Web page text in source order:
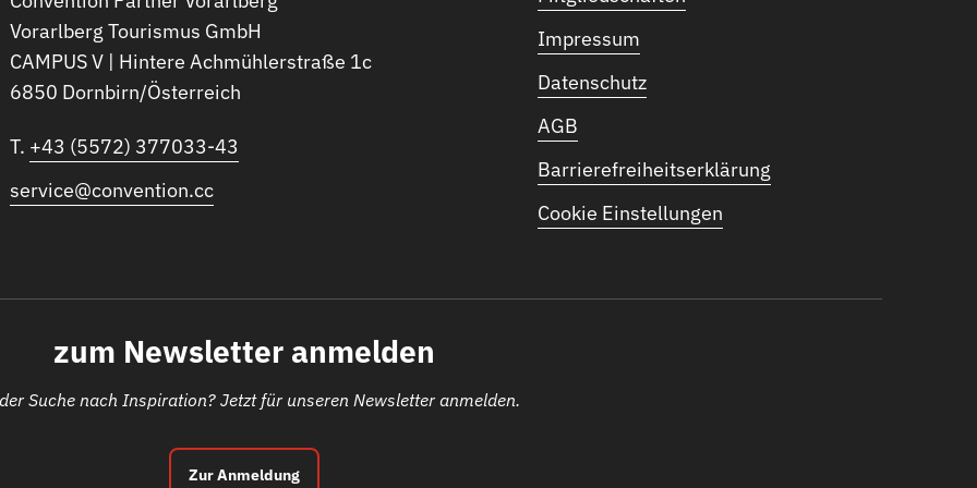
Vorarlberg Tourismus GmbH
CAMPUS V | Hintere Achmühlerstraße 1c
6850 Dornbirn/Österreich
T. +43 (5572) 377033-43
service@convention.cc
Impressum
Datenschutz
AGB
Barrierefreiheitserklärung
Cookie Einstellungen
zum Newsletter anmelden
Suche nach Inspiration? Jetzt für unseren Newsletter anmelden.
Zur Anmeldung